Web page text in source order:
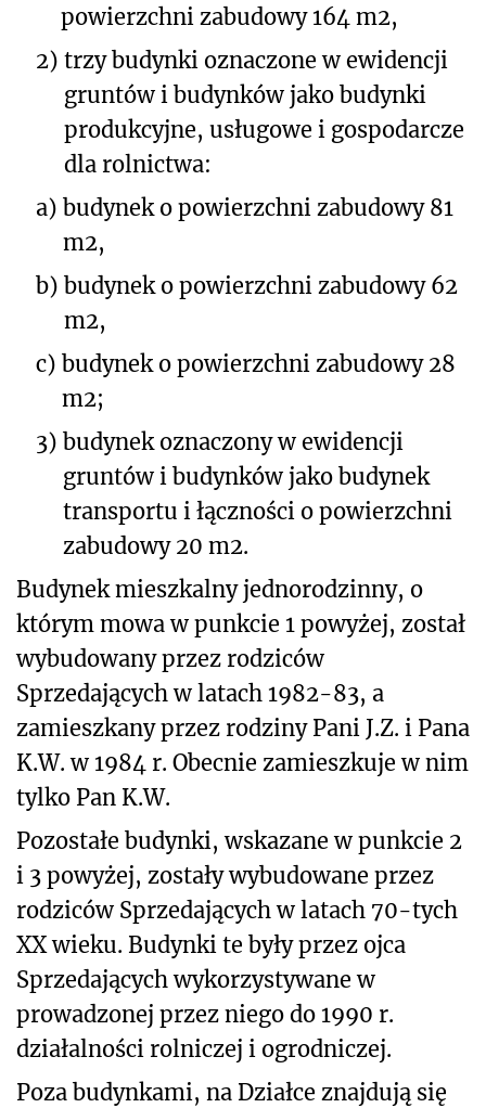
powierzchni zabudowy 164 m2,
2) trzy budynki oznaczone w ewidencji
gruntów i budynków jako budynki
produkcyjne, usługowe i gospodarcze
dla rolnictwa:
a) budynek o powierzchni zabudowy 81
m2,
b) budynek o powierzchni zabudowy 62
m2,
c) budynek o powierzchni zabudowy 28
m2;
3) budynek oznaczony w ewidencji
gruntów i budynków jako budynek
transportu i łączności o powierzchni
zabudowy 20 m2.
Budynek mieszkalny jednorodzinny, o
którym mowa w punkcie 1 powyżej, został
wybudowany przez rodziców
Sprzedających w latach 1982-83, a
zamieszkany przez rodziny Pani J.Z. i Pana
K.W. w 1984 r. Obecnie zamieszkuje w nim
tylko Pan K.W.
Pozostałe budynki, wskazane w punkcie 2
i 3 powyżej, zostały wybudowane przez
rodziców Sprzedających w latach 70-tych
XX wieku. Budynki te były przez ojca
Sprzedających wykorzystywane w
prowadzonej przez niego do 1990 r.
działalności rolniczej i ogrodniczej.
Poza budynkami, na Działce znajdują się